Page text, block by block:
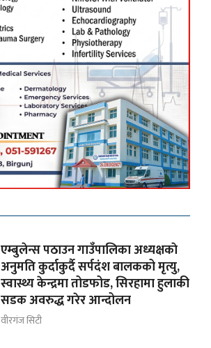
एम्बुलेन्स पठाउन गाउँपालिका अध्यक्षकाे
अनुमति कुर्दाकुर्दै सर्पदंश बालकको मृत्यु,
स्वास्थ्य केन्द्रमा तोडफोड, सिरहामा हुलाकी
सडक अवरुद्ध गरेर आन्दोलन
वीरगंज सिटी